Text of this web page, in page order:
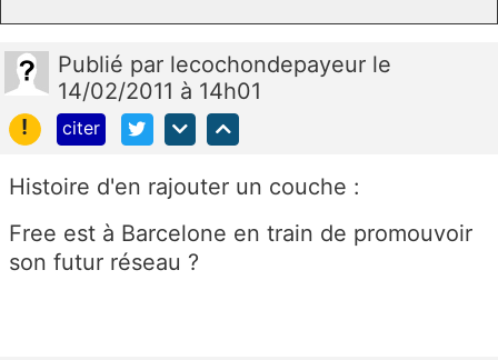
Publié par lecochondepayeur le
14/02/2011 à 14h01
!
citer
Histoire d'en rajouter un couche :
Free est à Barcelone en train de promouvoir
son futur réseau ?